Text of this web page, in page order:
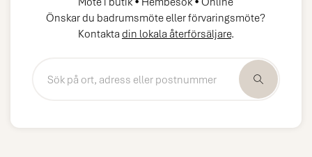
Önskar du badrumsmöte eller förvaringsmöte?
Kontakta din lokala återförsäljare.